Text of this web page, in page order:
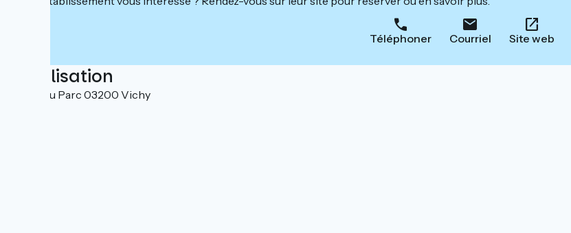
Téléphoner Courriel Site web
Localisation
19 rue du Parc 03200 Vichy